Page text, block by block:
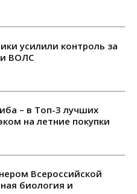
усилили контроль за
ВОЛС
– в Топ-3 лучших
на летние покупки
Всероссийской
биология и